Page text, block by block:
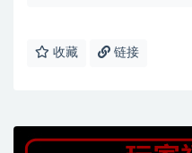
收藏 链接